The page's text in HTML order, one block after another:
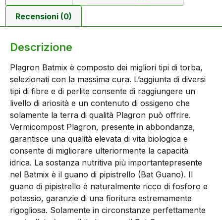
Recensioni (0)
Descrizione
Plagron Batmix è composto dei migliori tipi di torba,
selezionati con la massima cura. L’aggiunta di diversi
tipi di fibre e di perlite consente di raggiungere un
livello di ariosità e un contenuto di ossigeno che
solamente la terra di qualità Plagron può offrire.
Vermicompost Plagron, presente in abbondanza,
garantisce una qualità elevata di vita biologica e
consente di migliorare ulteriormente la capacità
idrica. La sostanza nutritiva più importantepresente
nel Batmix è il guano di pipistrello (Bat Guano). Il
guano di pipistrello è naturalmente ricco di fosforo e
potassio, garanzie di una fioritura estremamente
rigogliosa. Solamente in circonstanze perfettamente